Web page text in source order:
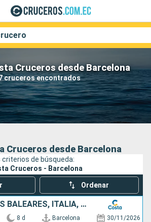
Cruceros desde Barcelona
cruceros encontrados
Buscar
Cruceros desde Barcelona
criterios de búsqueda:
Cruceros - Barcelona
Ordenar
ESPAÑA, ISLAS BALEARES, ITALIA, FRANCIA
8 d Barcelona 30/11/2026